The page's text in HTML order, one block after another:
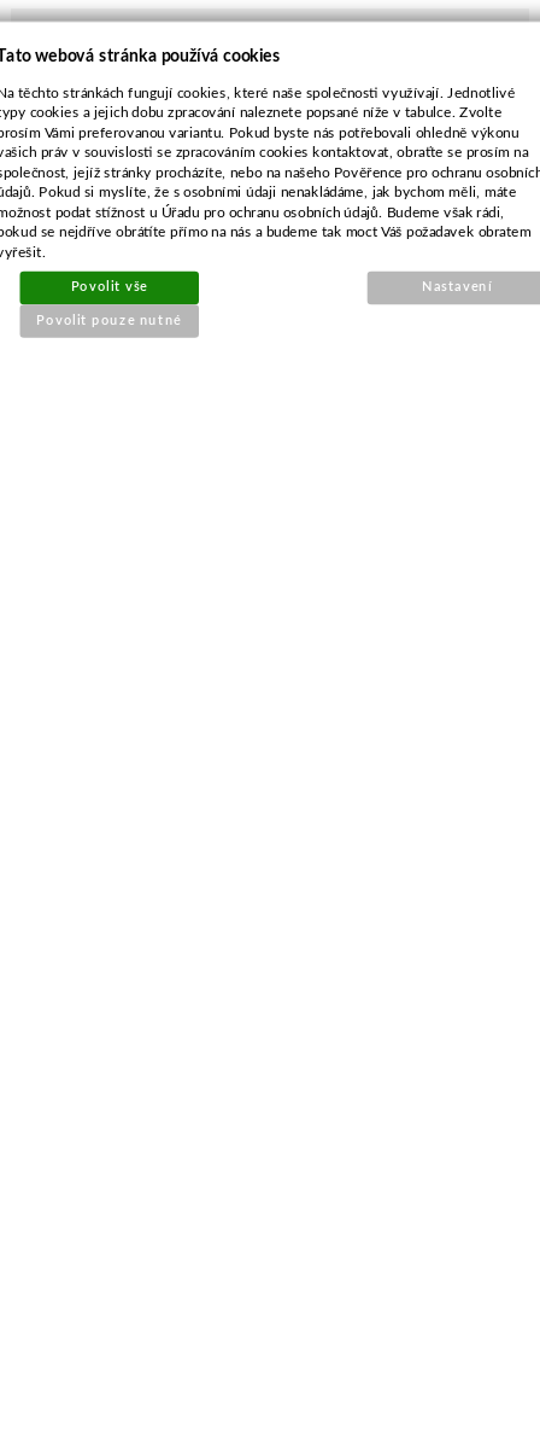
POPIS ZBOŽÍ
délka-480 mm
průměr středu-25,4 mm
rozteč-76,0 mm
průměr vnějších děr-9,5*38,0 mm
webová stránka používá cookies
těchto stránkách fungují cookies, které naše společnosti využívají. Jednotlivé
cookies a jejich dobu zpracování naleznete popsané níže v tabulce. Zvolte
Vámi preferovanou variantu. Pokud byste nás potřebovali ohledně výkonu
práv v souvislosti se zpracováním cookies kontaktovat, obraťte se prosím na
jejíž stránky procházíte, nebo na našeho Pověřence pro ochranu
Pokud si myslíte, že s osobními údaji nenakládáme, jak bychom měli, máte
podat stížnost u Úřadu pro ochranu osobních údajů. Budeme však rádi,
se nejdříve obrátíte přímo na nás a budeme tak moct Váš požadavek obratem
Povolit vše
Povolit pouze nutné
Nastavení